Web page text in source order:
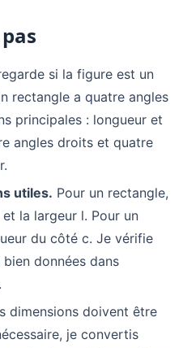
si la figure est un
rectangle a quatre angles
principales : longueur et
angles droits et quatre
utiles. Pour un rectangle,
la largeur l. Pour un
du côté c. Je vérifie
données dans
dimensions doivent être
je convertis